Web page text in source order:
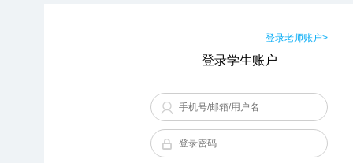
登录老师账户>
登录学生账户